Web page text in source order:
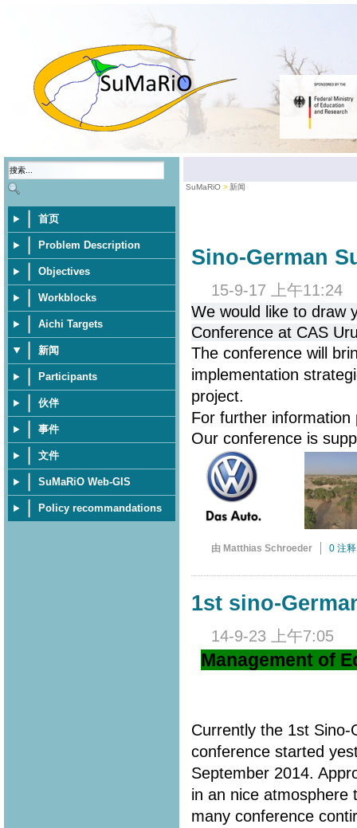
首页
Problem Description
Objectives
Workblocks
Aichi Targets
新闻
Participants
伙伴
事件
文件
SuMaRiO Web-GIS
Policy recommandations
SuMaRiO 新闻
Sino-German
15-9-17 上午11:24
We would like to draw
Conference at CAS
The conference will
implementation
project.
For further
Our conference is
由 Matthias Schroeder 0 注释
1st sino-
14-9-23 上午7:05
Management of
Currently the 1st
conference started
September 2014.
in an nice atmosphere
many conference